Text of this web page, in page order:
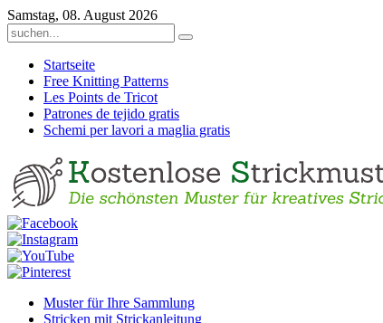
Samstag, 08. August 2026
Startseite
Free Knitting Patterns
Les Points de Tricot
Patrones de tejido gratis
Schemi per lavori a maglia gratis
Muster für Ihre Sammlung
Stricken mit Strickanleitung